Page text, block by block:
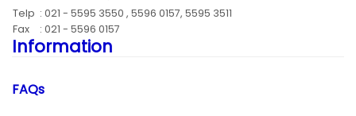
Telp : 021 - 5595 3550 , 5596 0157, 5595 3511
Fax
: 021 - 5596 0157
Information
FAQs